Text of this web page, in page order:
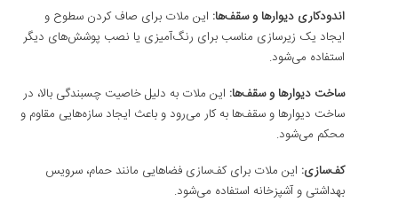
اندودکاری دیوارها و سقف‌ها: این ملات برای صاف کردن سطوح و
ایجاد یک زیرسازی مناسب برای رنگ‌آمیزی یا نصب پوشش‌های دیگر
استفاده می‌شود.
ساخت دیوارها و سقف‌ها: این ملات به دلیل خاصیت چسبندگی بالا، در
ساخت دیوارها و سقف‌ها به کار می‌رود و باعث ایجاد سازه‌هایی مقاوم و
محکم می‌شود.
کف‌سازی: این ملات برای کف‌سازی فضاهایی مانند حمام، سرویس
بهداشتی و آشپزخانه استفاده می‌شود.